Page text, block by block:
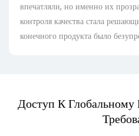
впечатляли, но именно их
контроля качества стала
конечного продукта было
Доступ К